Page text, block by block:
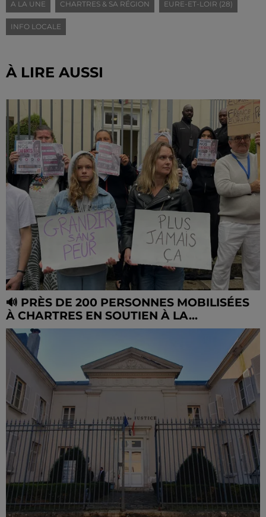
A LA UNE CHARTRES & SA RÉGION EURE-ET-LOIR (28)
INFO LOCALE
À LIRE AUSSI
🔊 PRÈS DE 200 PERSONNES MOBILISÉES
À CHARTRES EN SOUTIEN À LA...